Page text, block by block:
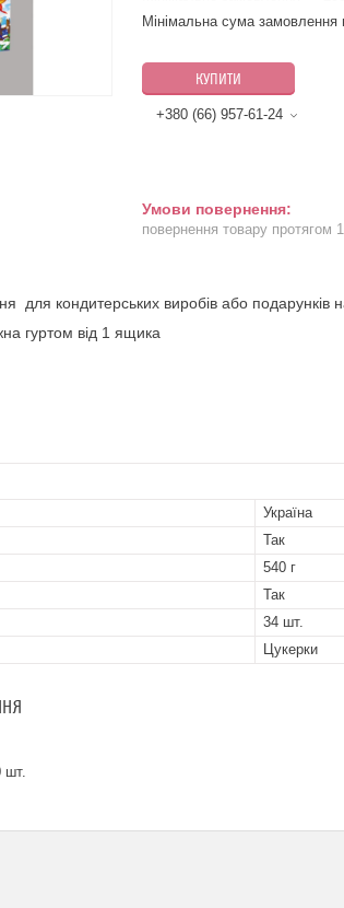
Мінімальна сума
КУПИТИ
+380 (66) 957-61-24
повернення товару протягом
для кондитерських виробів або подарунків
гуртом від 1 ящика
Україна
Так
540 г
Так
34 шт.
Цукерки
шт.